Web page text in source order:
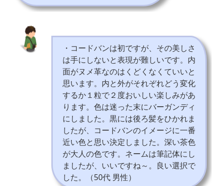
・コードバンは初ですが、その美しさ
は手にしないと表現が難しいです。内
面がヌメ革なのはくどくなくていいと
思います。内と外がそれぞれどう変化
するか１粒で２度おいしい楽しみがあ
ります。色は迷った末にバーガンディ
にしました。黒には後ろ髪をひかれま
したが、コードバンのイメージに一番
近い色と思い決定しました。深い茶色
が大人の色です。ネームは筆記体にし
ましたが、いいですね～。良い選択で
した。（50代 男性）